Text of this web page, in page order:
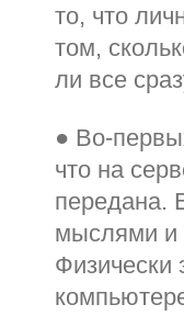
то, что
том,
ли все
● Во-
что на
передана.
мыслями и
Физически